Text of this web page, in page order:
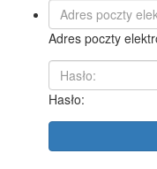
Adres poczty
Hasło: